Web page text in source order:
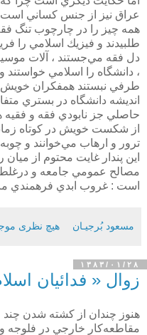
عراق نيز از جنس كساني
همه چيز را در چارچوب تنگ
طلبيدند و فيزيك اسلامي را
دل فقه مي‌جستند ، آلات
، دانشگاه را اسلامي خواستند
طرفي نبستند همفكران خويش
انديشه دانشگاه در بستري
حاصلي جز نابودي فقه و فقيه
از شكست خويش در كوتاه
ترور و ارهاب مي‌خوانند و
اين پندار غايت محتوم از
مصالح عمومي جامعه و
است : غروب ابدي فرهمندي
مسعود بُرجيـان هیچ نظری
۱۳۸۳/۰۱/۲۸
زوال « فدائيان
هنوز چندان از كشته شدن چند
مقاطعه‌كار خارجي در فلوجه